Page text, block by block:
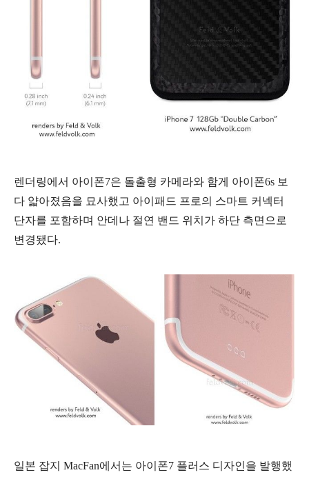
렌더링에서 아이폰7은 돌출형 카메라와 함게 아이폰6s 보
다 얇아졌음을 묘사했고 아이패드 프로의 스마트 커넥터
단자를 포함하며 안데나 절연 밴드 위치가 하단 측면으로
변경됐다.
일본 잡지 MacFan에서는 아이폰7 플러스 디자인을 발행했